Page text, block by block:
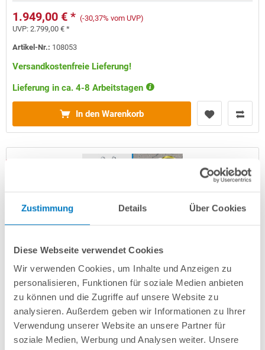
Zustimmung Details Über Cookies
Diese Webseite verwendet Cookies
Wir verwenden Cookies, um Inhalte und Anzeigen zu
personalisieren, Funktionen für soziale Medien anbieten
zu können und die Zugriffe auf unsere Website zu
analysieren. Außerdem geben wir Informationen zu Ihrer
Verwendung unserer Website an unsere Partner für
soziale Medien, Werbung und Analysen weiter. Unsere
1.949,00 € * (-30,37% vom UVP)
UVP:2.799,00 € *
Artikel-Nr.: 108053
Versandkostenfreie Lieferung!
Lieferung in ca. 4-8 Arbeitstagen
In den Warenkorb
Stahlwand-Ovalpool PS HQ 5,25 x 3,20 x 1,50 m | Folie
grau | PLUS STONE-Set mit UNDERCOVER-Handlauf
Kurzbeschreibung
2.899,00 € * (-30,96% vom UVP)